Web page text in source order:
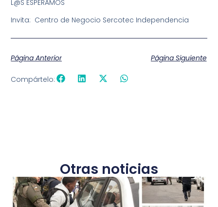
L@S ESPERAMOS
Invita: Centro de Negocio Sercotec Independencia
Página Anterior Página Siguiente
Compártelo:
Otras noticias